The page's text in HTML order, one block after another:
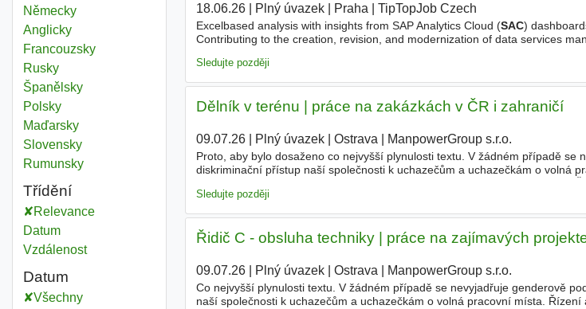
Německy
Anglicky
Francouzsky
Rusky
Španělsky
Polsky
Maďarsky
Slovensky
Rumunsky
Třídění
Relevance
Datum
Vzdálenost
Datum
Všechny
18.06.26| Plný úvazek| Praha TipTopJob Czech
Excelbased analysis with insights from SAP Analytics Cloud (SAC)
Contributing to the creation, revision, and modernization of data services
Sledujte později
Dělník v terénu | práce na zakázkách v ČR i zahraničí
09.07.26| Plný úvazek| Ostrava| ManpowerGroup s.r.o.
Proto, aby bylo dosaženo co nejvyšší plynulosti textu. V žádném případě se
diskriminační přístup naší společnosti k uchazečům a uchazečkám o volná
Sledujte později
Řidič C - obsluha techniky | práce na zajímavých
09.07.26| Plný úvazek| Ostrava| ManpowerGroup s.r.o.
Co nejvyšší plynulosti textu. V žádném případě se nevyjadřuje genderově
naší společnosti k uchazečům a uchazečkám o volná pracovní místa.